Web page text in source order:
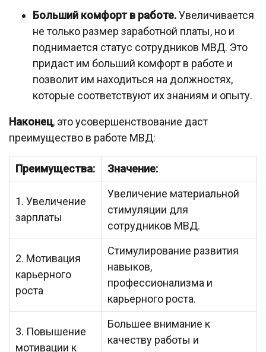
Больший комфорт в работе.Увеличивается
не только размер заработной платы, но и
поднимается статус сотрудников МВД. Это
придаст им больший комфорт в работе и
позволит им находиться на должностях,
которые соответствуют их знаниям и опыту.
Наконец, это усовершенствование даст
преимущество в работе МВД:
Преимущества: Значение:
1. Увеличение
зарплаты
Увеличение материальной
стимуляции для
сотрудников МВД.
2. Мотивация
карьерного
роста
Стимулирование развития
навыков,
профессионализма и
карьерного роста.
3. Повышение
мотивации к
Большее внимание к
качеству работы и